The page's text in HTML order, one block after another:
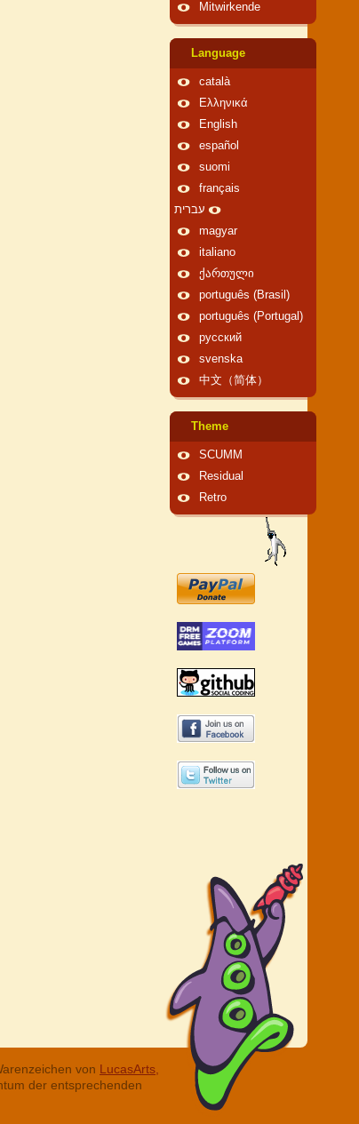
Mitwirkende
Language
català
Ελληνικά
English
español
suomi
français
עברית
magyar
italiano
ქართული
português (Brasil)
português (Portugal)
русский
svenska
中文（简体）
Theme
SCUMM
Residual
Retro
von LucasArts,
der entsprechenden